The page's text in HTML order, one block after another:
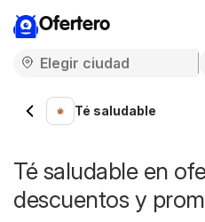
Ofertero
Té saludable
Té saludable en
descuentos y